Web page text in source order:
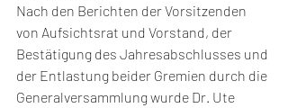
Nach den Berichten der Vorsitzenden
von Aufsichtsrat und Vorstand, der
Bestätigung des Jahresabschlusses und
der Entlastung beider Gremien durch die
Generalversammlung wurde Dr. Ute